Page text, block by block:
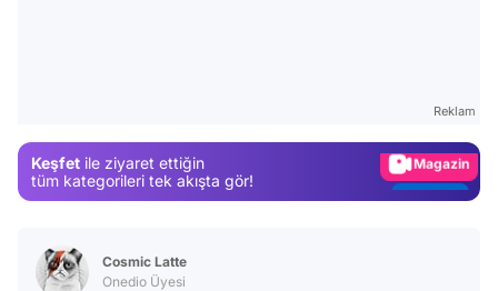
Reklam
Keşfet ile ziyaret ettiğin
tüm kategorileri tek akışta gör!
Video
Cosmic Latte
Onedio Üyesi